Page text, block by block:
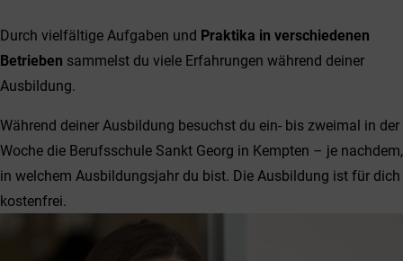
Durch vielfältige Aufgaben und Praktika in verschiedenen
Betrieben sammelst du viele Erfahrungen während deiner
Ausbildung.
Während deiner Ausbildung besuchst du ein- bis zweimal in der
Woche die Berufsschule Sankt Georg in Kempten – je nachdem,
in welchem Ausbildungsjahr du bist. Die Ausbildung ist für dich
kostenfrei.